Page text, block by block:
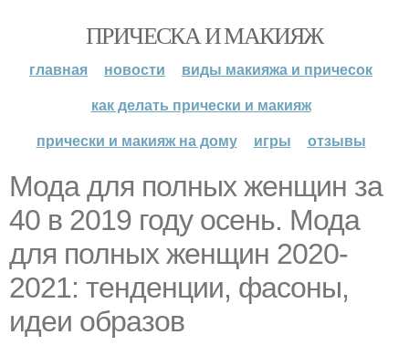
ПРИЧЕСКА И МАКИЯЖ
главная новости
виды макияжа и причесок
как делать прически и макияж
прически и макияж на дому
игры отзывы
Мода для полных женщин за
40 в 2019 году осень. Мода
для полных женщин 2020-
2021: тенденции, фасоны,
идеи образов